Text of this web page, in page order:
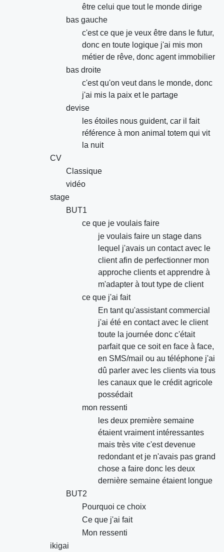
être celui que tout le monde dirige
bas gauche
c'est ce que je veux être dans le futur,
donc en toute logique j'ai mis mon
métier de rêve, donc agent immobilier
bas droite
c'est qu'on veut dans le monde, donc
j'ai mis la paix et le partage
devise
les étoiles nous guident, car il fait
référence à mon animal totem qui vit
la nuit
CV
Classique
vidéo
stage
BUT1
ce que je voulais faire
je voulais faire un stage dans
lequel j'avais un contact avec le
client afin de perfectionner mon
approche clients et apprendre à
m'adapter à tout type de client
ce que j'ai fait
En tant qu'assistant commercial
j'ai été en contact avec le client
toute la journée donc c'était
parfait que ce soit en face à face,
en SMS/mail ou au téléphone j'ai
dû parler avec les clients via tous
les canaux que le crédit agricole
possédait
mon ressenti
les deux première semaine
étaient vraiment intéressantes
mais très vite c'est devenue
redondant et je n'avais pas grand
chose a faire donc les deux
dernière semaine étaient longue
BUT2
Pourquoi ce choix
Ce que j'ai fait
Mon ressenti
ikigai